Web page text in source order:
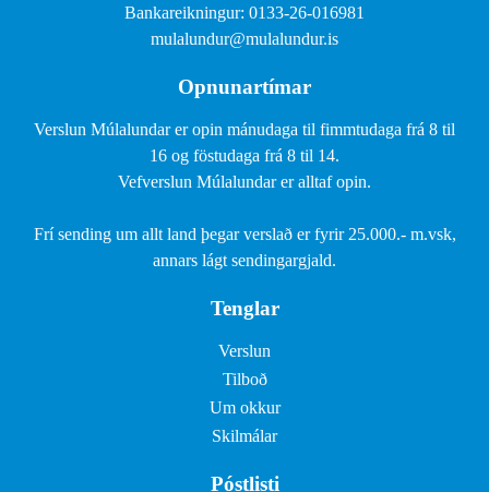
Bankareikningur: 0133-26-016981
mulalundur@mulalundur.is
Opnunartímar
Verslun Múlalundar er opin mánudaga til fimmtudaga frá 8 til
16 og föstudaga frá 8 til 14.
Vefverslun Múlalundar er alltaf opin.
Frí sending um allt land þegar verslað er fyrir 25.000.- m.vsk,
annars lágt sendingargjald.
Tenglar
Verslun
Tilboð
Um okkur
Skilmálar
Póstlisti